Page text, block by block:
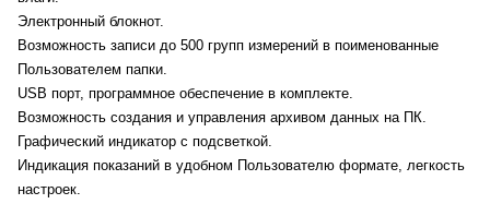
Электронный блокнот.
Возможность записи до 500 групп измерений в поименованные
Пользователем папки.
USB порт, программное обеспечение в комплекте.
Возможность создания и управления архивом данных на ПК.
Графический индикатор с подсветкой.
Индикация показаний в удобном Пользователю формате, легкость
настроек.